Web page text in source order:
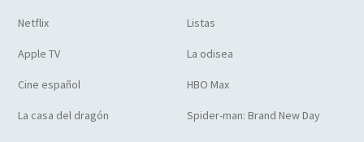
Netflix Listas
Apple TV La odisea
Cine español HBO Max
La casa del dragón Spider-man: Brand New Day